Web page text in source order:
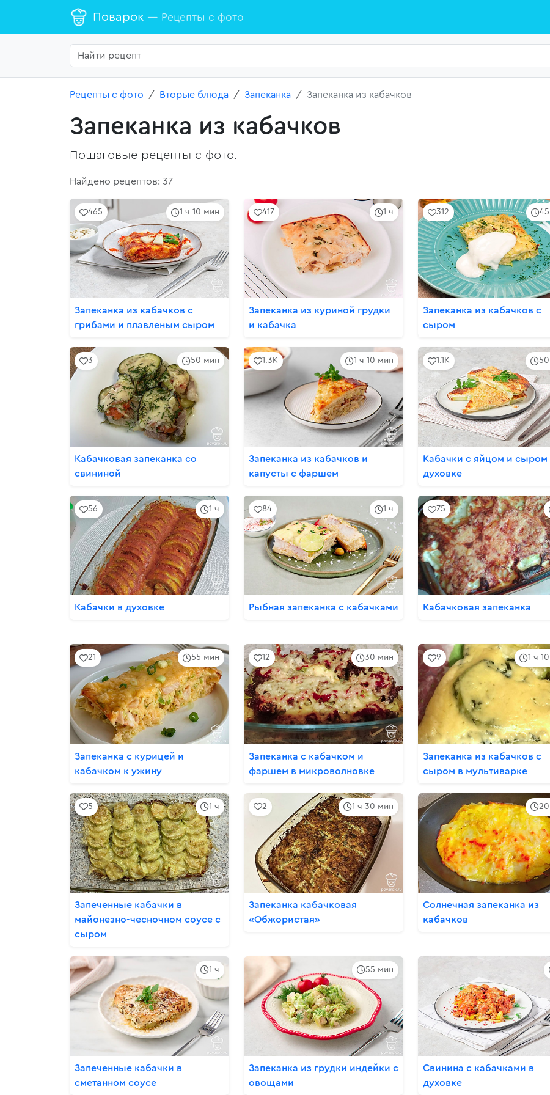
Поварок — Рецепты с фото
Рецепты с фото Вторые блюда Запеканка Запеканка из кабачков
Запеканка из кабачков
Пошаговые рецепты с фото.
Найдено рецептов: 37
1 ч 10 мин
465
Запеканка из кабачков с
грибами и плавленым сыром
1 ч
417
Запеканка из куриной грудки
и кабачка
312
Запеканка из кабачков с
сыром
50 мин
3
Кабачковая запеканка со
свининой
1 ч 10 мин
1.3K
Запеканка из кабачков и
капусты с фаршем
1.1K
Кабачки с яйцом и сыром
духовке
1 ч
56
Кабачки в духовке
1 ч
84
Рыбная запеканка с кабачками
75
Кабачковая запеканка
55 мин
21
Запеканка с курицей и
кабачком к ужину
30 мин
12
Запеканка с кабачком и
фаршем в микроволновке
1 ч
9
Запеканка из кабачков с
сыром в мультиварке
1 ч
5
Запеченные кабачки в
майонезно-чесночном соусе с
сыром
1 ч 30 мин
2
Запеканка кабачковая
«Обжористая»
Солнечная запеканка из
кабачков
1 ч
Запеченные кабачки в
сметанном соусе
55 мин
Запеканка из грудки индейки с
овощами
Свинина с кабачками в
духовке